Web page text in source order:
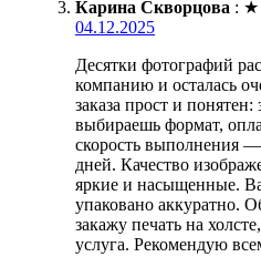
Карина Скворцова : ★
04.12.2025
Десятки фотографий
компанию и осталась
заказа прост и
выбираешь формат,
скорость выполнения
дней. Качество
яркие и насыщенные.
упаковано аккуратно.
закажу печать на
услуга. Рекомендую